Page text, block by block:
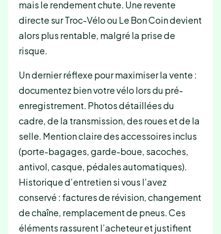
mais le rendement chute. Une revente
directe sur Troc-Vélo ou Le Bon Coin devient
alors plus rentable, malgré la prise de
risque.
Un dernier réflexe pour maximiser la vente :
documentez bien votre vélo lors du pré-
enregistrement. Photos détaillées du
cadre, de la transmission, des roues et de la
selle. Mention claire des accessoires inclus
(porte-bagages, garde-boue, sacoches,
antivol, casque, pédales automatiques).
Historique d’entretien si vous l’avez
conservé : factures de révision, changement
de chaîne, remplacement de pneus. Ces
éléments rassurent l’acheteur et justifient